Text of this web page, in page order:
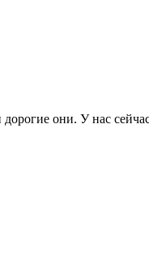
дорогие они. У нас